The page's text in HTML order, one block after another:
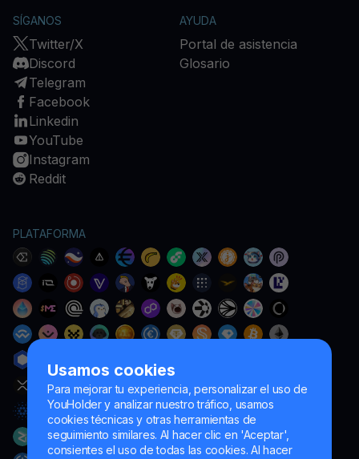
Usamos cookies
Para mejorar tu experiencia, personalizar el uso de
YouHolder y analizar nuestro tráfico, usamos
cookies técnicas y otras herramientas de
seguimiento similares. Al hacer clic en 'Aceptar',
consientes el uso de todas las cookies. Al hacer
SÍGANOS
Twitter/X
Discord
Telegram
Facebook
Linkedin
YouTube
Instagram
Reddit
AYUDA
Portal de asistencia
Glosario
PLATAFORMA